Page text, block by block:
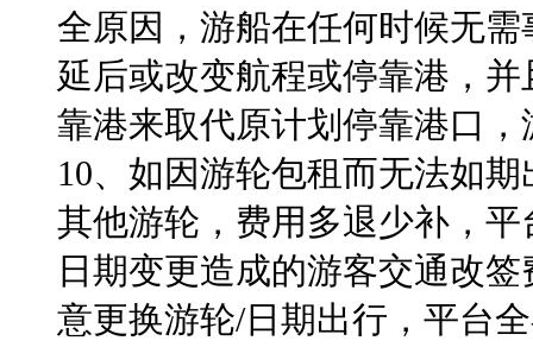
全原因，游船在任何时候无
延后或改变航程或停靠港，
靠港来取代原计划停靠港口
10、 如因游轮包租而无法如
其他游轮，费用多退少补，
日期变更造成的游客交通改
意更换游轮/日期出行，平台